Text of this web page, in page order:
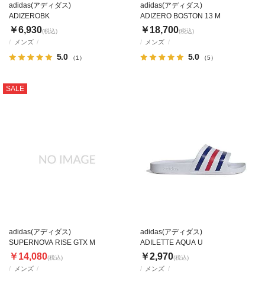
メンズ
5.0 （1）
adidas(アディダス)
ADIZEROBK
￥6,930(税込)
メンズ
5.0 （5）
adidas(アディダス)
ADIZERO BOSTON 13 M
￥18,700(税込)
SALE
メンズ
adidas(アディダス)
SUPERNOVA RISE GTX M
￥14,080(税込)
メンズ
adidas(アディダス)
ADILETTE AQUA U
￥2,970(税込)